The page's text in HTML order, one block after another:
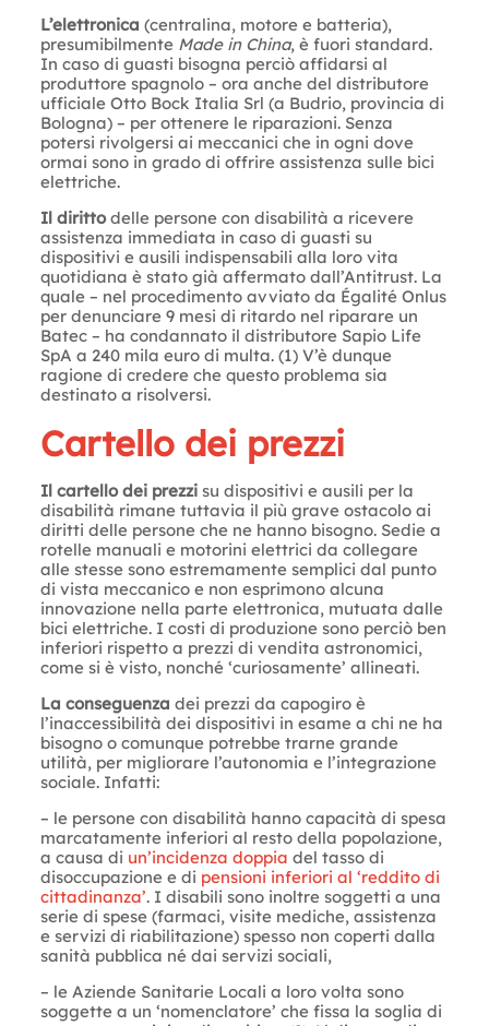
L’elettronica (centralina, motore e batteria),
presumibilmente Made in China, è fuori standard.
In caso di guasti bisogna perciò affidarsi al
produttore spagnolo – ora anche del distributore
ufficiale Otto Bock Italia Srl (a Budrio, provincia di
Bologna) – per ottenere le riparazioni. Senza
potersi rivolgersi ai meccanici che in ogni dove
ormai sono in grado di offrire assistenza sulle bici
elettriche.
Il dirittodelle persone con disabilità a ricevere
assistenza immediata in caso di guasti su
dispositivi e ausili indispensabili alla loro vita
quotidiana è stato già affermato dall’Antitrust. La
quale – nel procedimento avviato da Égalité Onlus
per denunciare 9 mesi di ritardo nel riparare un
Batec – ha condannato il distributore Sapio Life
SpA a 240 mila euro di multa. (1) V’è dunque
ragione di credere che questo problema sia
destinato a risolversi.
Cartello dei prezzi
Il cartello dei prezzi su dispositivi e ausili per la
disabilità rimane tuttavia il più grave ostacolo ai
diritti delle persone che ne hanno bisogno. Sedie a
rotelle manuali e motorini elettrici da collegare
alle stesse sono estremamente semplici dal punto
di vista meccanico e non esprimono alcuna
innovazione nella parte elettronica, mutuata dalle
bici elettriche. I costi di produzione sono perciò ben
inferiori rispetto a prezzi di vendita astronomici,
come si è visto, nonché ‘curiosamente’ allineati.
La conseguenza dei prezzi da capogiro è
l’inaccessibilità dei dispositivi in esame a chi ne ha
bisogno o comunque potrebbe trarne grande
utilità, per migliorare l’autonomia e l’integrazione
sociale. Infatti:
– le persone con disabilità hanno capacità di spesa
marcatamente inferiori al resto della popolazione,
a causa di un’incidenza doppia del tasso di
disoccupazione e di pensioni inferiori al ‘reddito di
cittadinanza’. I disabili sono inoltre soggetti a una
serie di spese (farmaci, visite mediche, assistenza
e servizi di riabilitazione) spesso non coperti dalla
sanità pubblica né dai servizi sociali,
– le Aziende Sanitarie Locali a loro volta sono
soggette a un ‘nomenclatore’ che fissa la soglia di